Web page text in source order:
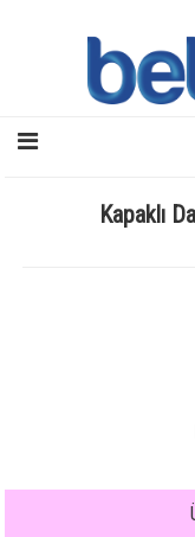
Kapaklı